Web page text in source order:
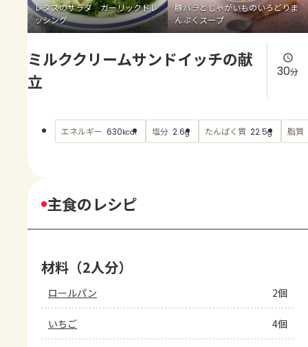
お買い物
AJINOMOTO PARK とは
レタスのサラダ ガーリックドレ
ッシング
豚バラとじゃがいものいろどりま
んぷくスープ
ミルククリームサンドイッチの献
立
30分
エネルギー 630kcal 塩分 2.6g たんぱく質 22.5g 脂質
主食のレシピ
材料（2人分）
ロールパン 2個
いちご 4個